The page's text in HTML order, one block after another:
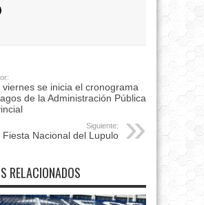
viernes se inicia el cronograma
de la Administración Pública
Siguiente:
Fiesta Nacional del Lupulo
RELACIONADOS